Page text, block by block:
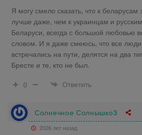
Я могу смело сказать, что к беларусам
лучше даже, чем к украинцам и
Беларуси, всегда с большой любовью
словом. И я даже смеюсь, что все
встречались на пути, делятся на два
Бресте и те, кто не был.
0
Ответить
Солнечное Солнышко3
2026 лет назад